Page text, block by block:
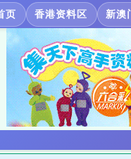
页 香港资料区 新澳